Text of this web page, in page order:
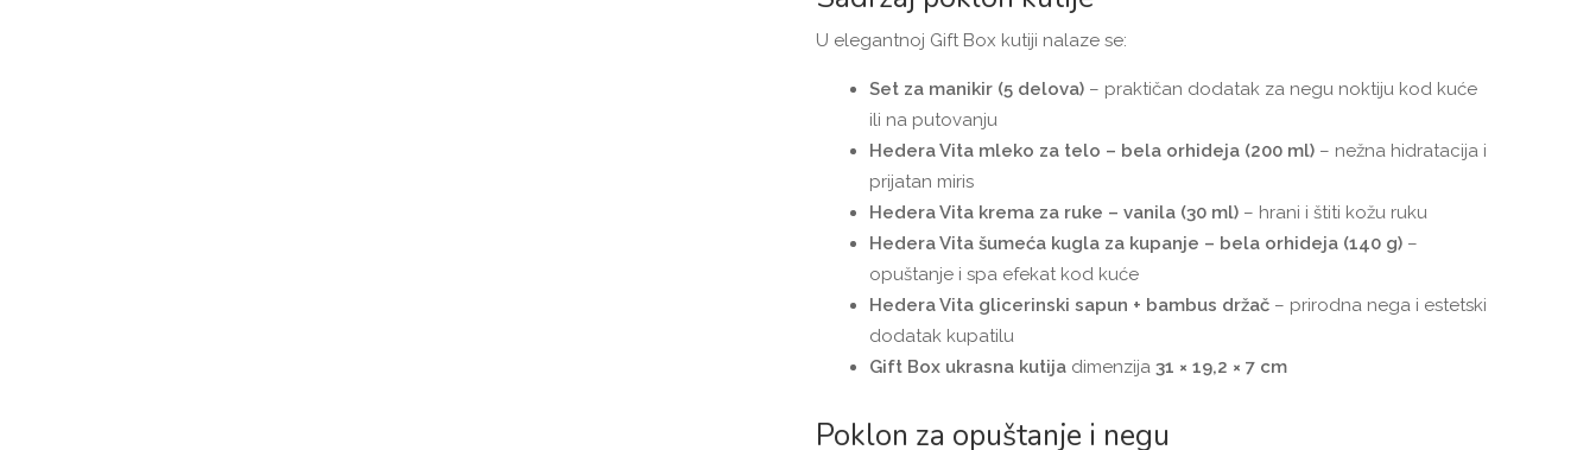
U elegantnoj Gift Box kutiji nalaze se:
Set za manikir (5 delova) – praktičan dodatak za negu noktiju kod kuće
ili na putovanju
Hedera Vita mleko za telo – bela orhideja (200 ml) – nežna hidratacija i
prijatan miris
Hedera Vita krema za ruke – vanila (30 ml) – hrani i štiti kožu ruku
Hedera Vita šumeća kugla za kupanje – bela orhideja (140 g) –
opuštanje i spa efekat kod kuće
Hedera Vita glicerinski sapun + bambus držač – prirodna nega i estetski
dodatak kupatilu
Gift Box ukrasna kutija dimenzija 31 × 19,2 × 7 cm
Poklon za opuštanje i negu